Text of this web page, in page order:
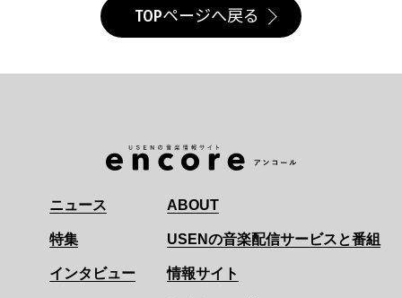
TOPページへ戻る
ニュース
特集
インタビュー
ABOUT
USENの音楽配信サービスと番組
情報サイト